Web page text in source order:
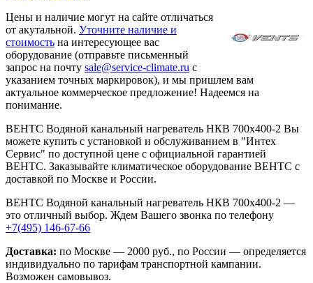
Цены и наличие могут на сайте отличаться
от акутальной. Уточните наличие и
стоимость на интересующее вас
оборудование (отправьте письменный
запрос на почту sale@service-climate.ru с
указанием точных маркировок), и мы пришлем вам
актуальное коммерческое предложение! Надеемся на
понимание.
ВЕНТС Водяной канальный нагреватель НКВ 700x400-2 Вы
можете купить с установкой и обслуживанием в "Интех
Сервис" по доступной цене с официальной гарантией
ВЕНТС. Заказывайте климатическое оборудование ВЕНТС с
доставкой по Москве и России.
ВЕНТС Водяной канальный нагреватель НКВ 700x400-2 —
это отличный выбор. Ждем Вашего звонка по телефону
+7(495) 146-67-66
Доставка: по Москве — 2000 руб., по России — определяется
индивидуально по тарифам транспортной кампании.
Возможен самовывоз.